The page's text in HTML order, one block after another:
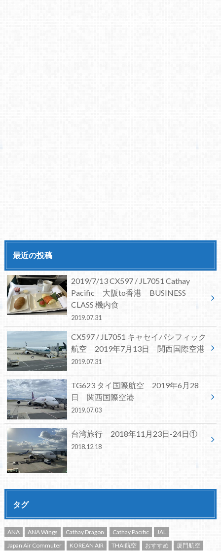
最近の投稿
2019/7/13 CX597 / JL7051 Cathay
Pacific 大阪to香港 BUSINESS
CLASS 機内食
2019.07.31
CX597 / JL7051 キャセイパシフィック
航空 2019年7月13日 関西国際空港
2019.07.31
TG623 タイ国際航空 2019年6月28
日 関西国際空港
2019.07.03
台湾旅行 2018年11月23日-24日①
2018.12.18
タグ
ANA ANA Wings Cathay Dragon Cathay Pacific
JAL
Japan Air Commuter
KOREAN AIR THAI航空 おすすめ 厦門航空